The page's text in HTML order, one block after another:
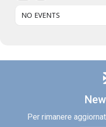
NO EVENTS
Per rimanere